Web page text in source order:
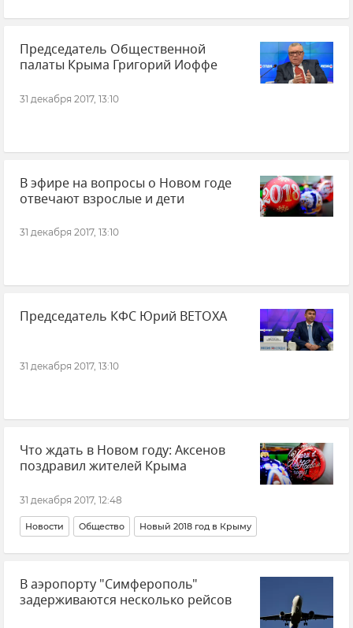
Председатель Общественной
палаты Крыма Григорий Иоффе
31 декабря 2017, 13:10
В эфире на вопросы о Новом годе
отвечают взрослые и дети
31 декабря 2017, 13:10
Председатель КФС Юрий ВЕТОХА
31 декабря 2017, 13:10
Что ждать в Новом году: Аксенов
поздравил жителей Крыма
31 декабря 2017, 12:48
Новости Общество Новый 2018 год в Крыму
В аэропорту "Симферополь"
задерживаются несколько рейсов